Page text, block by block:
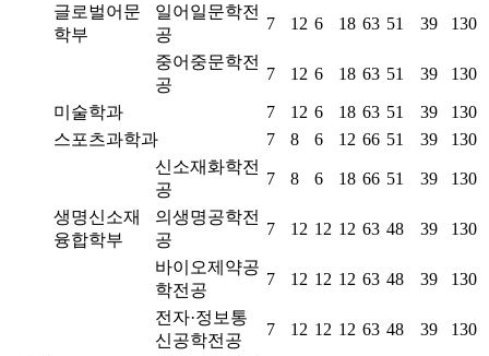
글로벌어문
학부
일어일문학전
공
7 12 6 18 63 51 39 130
중어중문학전
공
7 12 6 18 63 51 39 130
미술학과 7 12 6 18 63 51 39
130
스포츠과학과
7 8 6 12 66 51 39 130
생명신소재
융합학부
신소재화학전
공
7 8 6 18 66 51 39 130
의생명공학전
공
7 12 12 12 63 48 39 130
바이오제약공
학전공
7 12 12 12 63 48 39 130
전자·정보통
신공학전공
7 12 12 12 63 48 39 130